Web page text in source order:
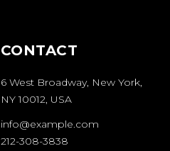
CONTACT
6 West Broadway, New York,
NY 10012, USA
info@example.com
212-308-3838